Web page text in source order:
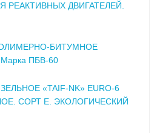
РЕАКТИВНЫХ ДВИГАТЕЛЕЙ.
БИТУМНОЕ
ПБВ-60
«TAIF-NK» ЕURO-6
СОРТ Е. ЭКОЛОГИЧЕСКИЙ